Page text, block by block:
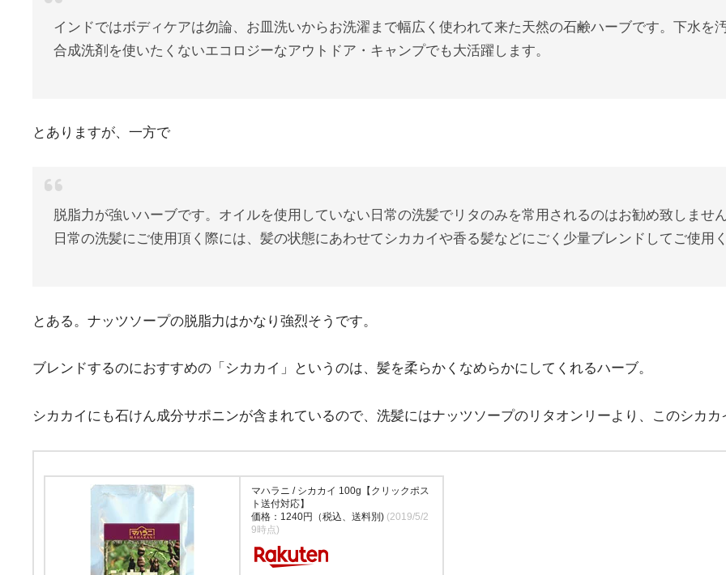
インドではボディケアは勿論、お皿洗いからお洗濯まで幅広く使われて来た天然の石鹸ハーブです。下水を
合成洗剤を使いたくないエコロジーなアウトドア・キャンプでも大活躍します。
とありますが、一方で
脱脂力が強いハーブです。オイルを使用していない日常の洗髪でリタのみを常用されるのはお勧め致しませ
日常の洗髪にご使用頂く際には、髪の状態にあわせてシカカイや香る髪などにごく少量ブレンドしてご使用
とある。ナッツソープの脱脂力はかなり強烈そうです。
ブレンドするのにおすすめの「シカカイ」というのは、髪を柔らかくなめらかにしてくれるハーブ。
シカカイにも石けん成分サポニンが含まれているので、洗髪にはナッツソープのリタオンリーより、このシカ
マハラニ / シカカイ 100g【クリックポス
ト送付対応】
価格：1240円（税込、送料別) (2019/5/2
9時点)